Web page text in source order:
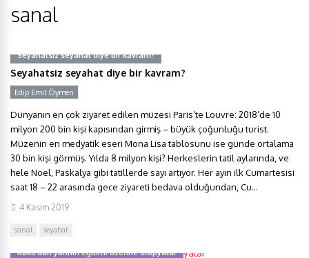
sanal
Seyahatsiz seyahat diye bir kavram?
Seyahatsiz seyahat diye bir kavram?
Edip Emil Öymen
Dünyanın en çok ziyaret edilen müzesi Paris’te Louvre: 2018’de 10
milyon 200 bin kişi kapısından girmiş – büyük çoğunluğu turist.
Müzenin en medyatik eseri Mona Lisa tablosunu ise günde ortalama
30 bin kişi görmüş. Yılda 8 milyon kişi? Herkeslerin tatil aylarında, ve
hele Noel, Paskalya gibi tatillerde sayı artıyor. Her ayın ilk Cumartesisi
saat 18 – 22 arasında gece ziyareti bedava olduğundan, Cu...
4 Kasım 2019
sanal seyahat
Kaku’dan yarının eğitimi üzerine ütopyalar